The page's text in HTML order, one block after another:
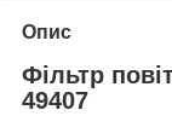
Опис
Фільтр
49407